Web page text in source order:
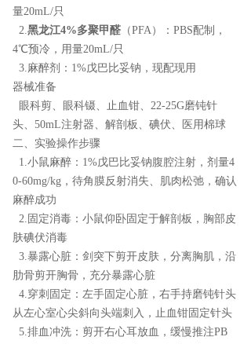
量20mL/只
2.黑龙江4%多聚甲醛 （PFA）：PBS配制，
4℃预冷，用量20mL/只
3.麻醉剂：1%戊巴比妥钠，现配现用
器械准备
眼科剪、眼科镊、止血钳、22-25G磨钝针
头、50mL注射器、解剖板、碘伏、医用棉球
二、实验操作步骤
1.小鼠麻醉：1%戊巴比妥钠腹腔注射，剂量4
0-60mg/kg，待角膜反射消失、肌肉松弛，确认
麻醉成功
2.固定消毒：小鼠仰卧固定于解剖板，胸部皮
肤碘伏消毒
3.暴露心脏：剑突下剪开皮肤，分离胸肌，沿
肋骨剪开胸骨，充分暴露心脏
4.穿刺固定：左手固定心脏，右手持磨钝针头
从左心室心尖斜向头端刺入，止血钳固定针头
5.排血冲洗：剪开右心耳放血，缓慢推注PB